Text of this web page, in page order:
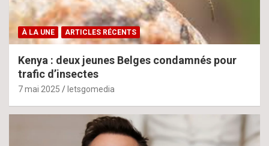
À LA UNE ARTICLES RÉCENTS
Kenya : deux jeunes Belges condamnés pour
trafic d’insectes
7 mai 2025 letsgomedia